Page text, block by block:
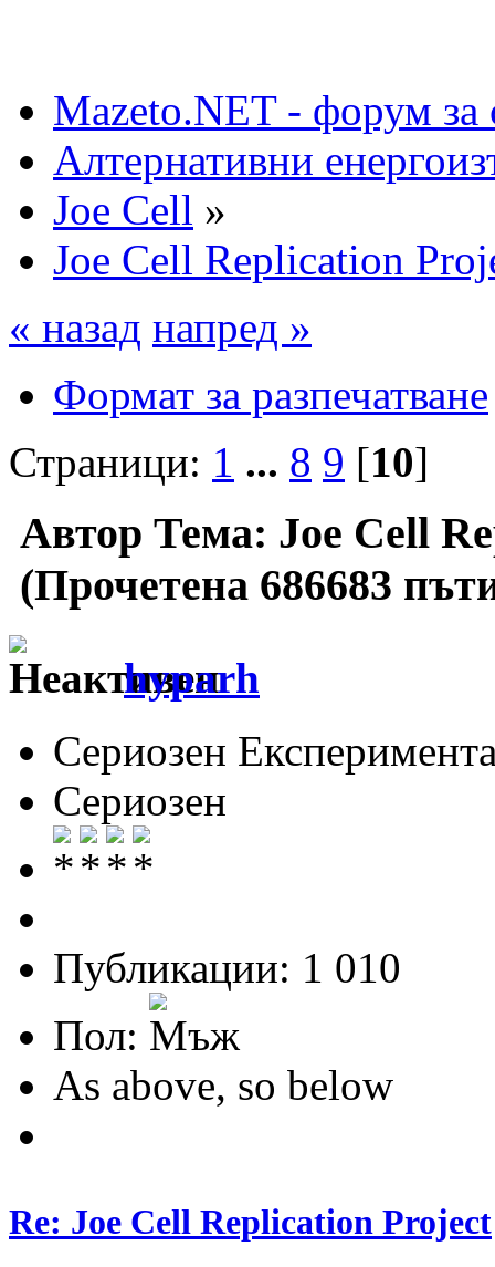
Mazeto.NET - форум за
Алтернативни
Joe Cell »
Joe Cell Replication
« назад напред »
Формат за разпечатване
Страници: 1 ... 8 9 [10]
Автор Тема: Joe Cell
(Прочетена 686683
hyparh
Сериозен
Сериозен
Публикации: 1 010
Пол:
As above, so below
Re: Joe Cell Replication Project